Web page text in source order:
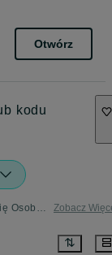
Otwórz
kodu
Części do osobówek - Radom - sprawdź kategorię Osobowe Zobacz